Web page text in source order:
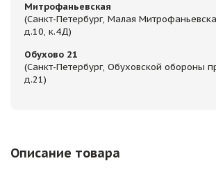
Митрофаньевская
(Санкт-Петербург, Малая
д.10, к.4Д)
Обухово 21
(Санкт-Петербург, Обуховской обороны
д.21)
Описание товара